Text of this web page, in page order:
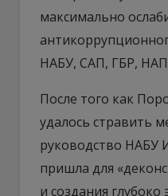
максимально
НАБУ, САП, ГБР,
После того как
удалось стравить
руководство НАБУ
пришла для
и создания